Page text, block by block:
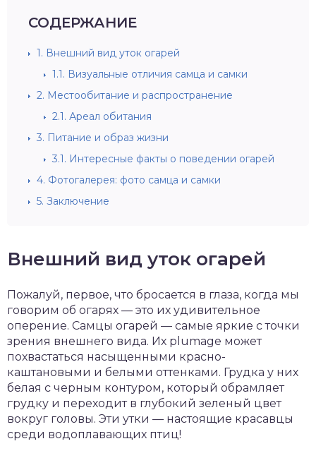
СОДЕРЖАНИЕ
1. Внешний вид уток огарей
1.1. Визуальные отличия самца и самки
2. Местообитание и распространение
2.1. Ареал обитания
3. Питание и образ жизни
3.1. Интересные факты о поведении огарей
4. Фотогалерея: фото самца и самки
5. Заключение
Внешний вид уток огарей
Пожалуй, первое, что бросается в глаза, когда мы
говорим об огарях — это их удивительное
оперение. Самцы огарей — самые яркие с точки
зрения внешнего вида. Их plumage может
похвастаться насыщенными красно-
каштановыми и белыми оттенками. Грудка у них
белая с черным контуром, который обрамляет
грудку и переходит в глубокий зеленый цвет
вокруг головы. Эти утки — настоящие красавцы
среди водоплавающих птиц!